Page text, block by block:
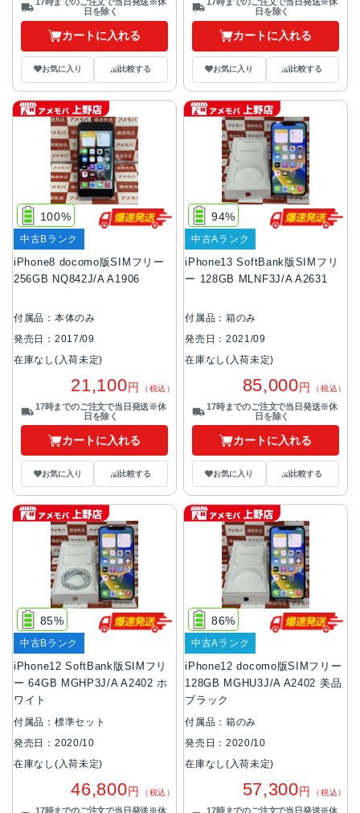
17時までのご注文で当日発送※休
日を除く
カートに入れる
お気に入り 比較する
17時までのご注文で当日発送※休
日を除く
カートに入れる
お気に入り 比較する
iPhone8 docomo版SIMフリー
256GB NQ842J/A A1906
100%
中古Bランク
付属品：本体のみ
発売日：2017/09
在庫なし(入荷未定)
21,100円 （税込）
17時までのご注文で当日発送※休
日を除く
カートに入れる
お気に入り 比較する
iPhone13 SoftBank版SIMフリ
ー 128GB MLNF3J/A A2631
94%
中古Aランク
付属品：箱のみ
発売日：2021/09
在庫なし(入荷未定)
85,000円 （税込）
17時までのご注文で当日発送※休
日を除く
カートに入れる
お気に入り 比較する
iPhone12 SoftBank版SIMフリ
ー 64GB MGHP3J/A A2402 ホ
ワイト
85%
中古Bランク
付属品：標準セット
発売日：2020/10
在庫なし(入荷未定)
46,800円 （税込）
17時までのご注文で当日発送※休
iPhone12 docomo版SIMフリー
128GB MGHU3J/A A2402 美品
ブラック
86%
中古Aランク
付属品：箱のみ
発売日：2020/10
在庫なし(入荷未定)
57,300円 （税込）
17時までのご注文で当日発送※休